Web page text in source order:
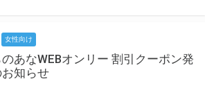
女性向け
のあなWEBオンリー 割引クーポン発
知らせ